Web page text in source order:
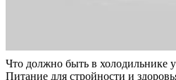
Что должно быть в
Питание для стройности и